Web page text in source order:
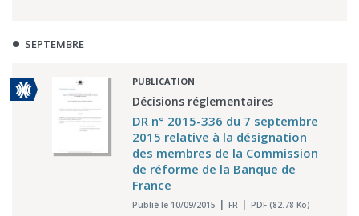
SEPTEMBRE
PUBLICATION
Décisions réglementaires
DR n° 2015-336 du 7 septembre
2015 relative à la désignation
des membres de la Commission
de réforme de la Banque de
France
Publié le 10/09/2015 FR PDF (82.78 Ko)